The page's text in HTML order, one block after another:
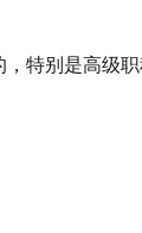
特别是高级